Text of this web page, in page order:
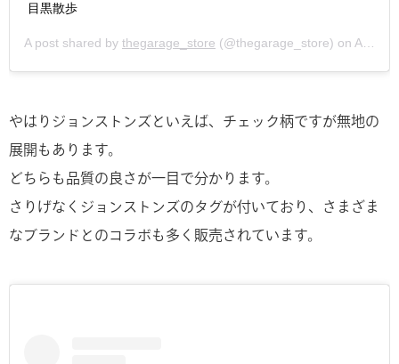
目黒散歩
A post shared by thegarage_store (@thegarage_store) on Apr 8, 2018 at 6:34pm PDT
やはりジョンストンズといえば、チェック柄ですが無地の
展開もあります。
どちらも品質の良さが一目で分かります。
さりげなくジョンストンズのタグが付いており、さまざま
なブランドとのコラボも多く販売されています。